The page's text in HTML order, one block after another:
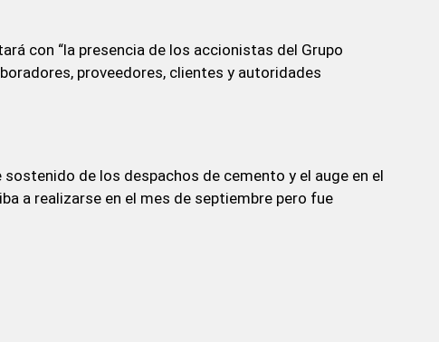
con “la presencia de los accionistas del Grupo
proveedores, clientes y autoridades
de los despachos de cemento y el auge en el
a realizarse en el mes de septiembre pero fue